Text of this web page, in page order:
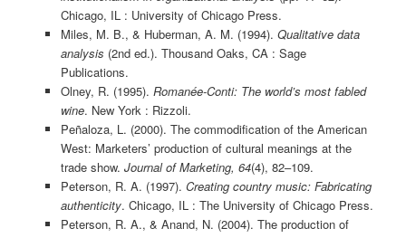
Chicago, IL : University of Chicago Press.
Miles, M. B., & Huberman, A. M. (1994). Qualitative data
analysis (2nd ed.). Thousand Oaks, CA : Sage
Publications.
Olney, R. (1995). Romanée-Conti: The world’s most fabled
wine. New York : Rizzoli.
Peñaloza, L. (2000). The commodification of the American
West: Marketers’ production of cultural meanings at the
trade show. Journal of Marketing, 64(4), 82–109.
Peterson, R. A. (1997). Creating country music: Fabricating
authenticity. Chicago, IL : The University of Chicago Press.
Peterson, R. A., & Anand, N. (2004). The production of